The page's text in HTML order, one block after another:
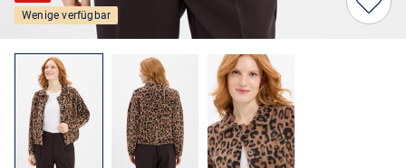
Wenige verfügbar